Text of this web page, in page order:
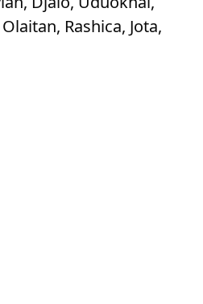
Rashica, Jota,